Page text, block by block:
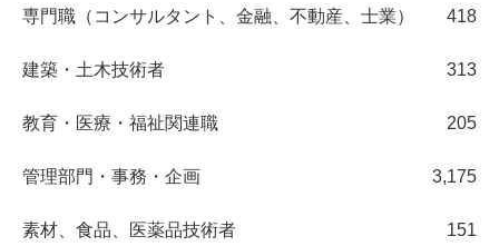
専門職（コンサルタント、金融、不動産、士業） 418
建築・土木技術者 313
教育・医療・福祉関連職 205
管理部門・事務・企画 3,175
素材、食品、医薬品技術者 151